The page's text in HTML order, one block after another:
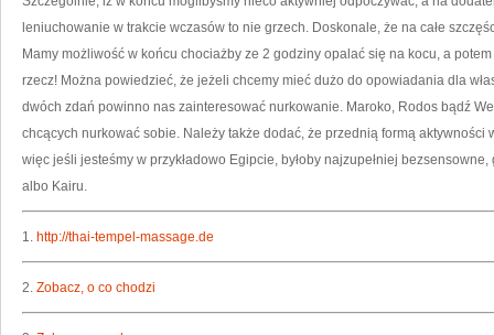
leniuchowanie w trakcie wczasów to nie grzech. Doskonale, że na całe
Mamy możliwość w końcu chociażby ze 2 godziny opalać się na kocu, a
rzecz! Można powiedzieć, że jeżeli chcemy mieć dużo do opowiadania dla
dwóch zdań powinno nas zainteresować nurkowanie. Maroko, Rodos bądź
chcących nurkować sobie. Należy także dodać, że przednią formą aktywności
więc jeśli jesteśmy w przykładowo Egipcie, byłoby najzupełniej
albo Kairu.
1. http://thai-tempel-massage.de
2. Zobacz, o co chodzi